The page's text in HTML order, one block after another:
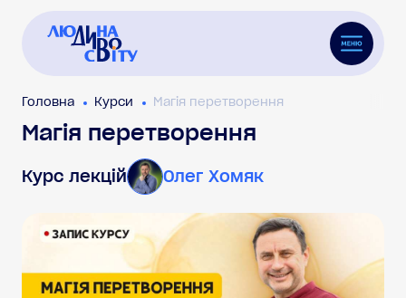
Головна Курси Магія перетворення
Магія перетворення
Курс лекцій Олег Хомяк